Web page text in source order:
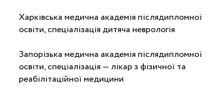
Харківська медична академія післядипломної
освіти, спеціалізація дитяча неврологія
Запорізька медична академія післядипломної
освіти, спеціалізація — лікар з фізичної та
реабілітаційної медицини